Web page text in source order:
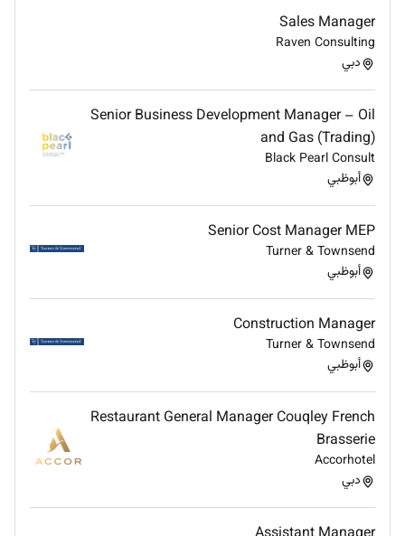
Sales Manager
Raven Consulting
دبي
Senior Business Development Manager – Oil
and Gas (Trading)
Black Pearl Consult
أبوظبي
Senior Cost Manager MEP
Turner & Townsend
أبوظبي
Construction Manager
Turner & Townsend
أبوظبي
Restaurant General Manager Couqley French
Brasserie
Accorhotel
دبي